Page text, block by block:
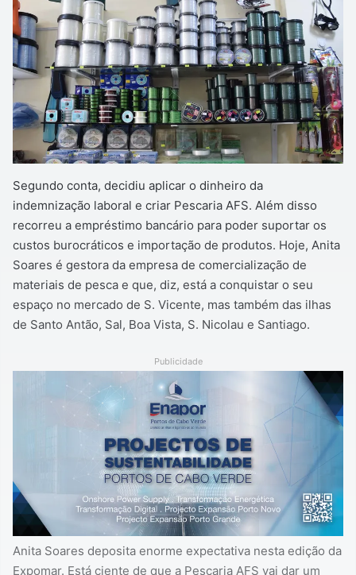
Segundo conta, decidiu aplicar o dinheiro da
indemnização laboral e criar Pescaria AFS. Além disso
recorreu a empréstimo bancário para poder suportar os
custos burocráticos e importação de produtos. Hoje, Anita
Soares é gestora da empresa de comercialização de
materiais de pesca e que, diz, está a conquistar o seu
espaço no mercado de S. Vicente, mas também das ilhas
de Santo Antão, Sal, Boa Vista, S. Nicolau e Santiago.
Publicidade
Anita Soares deposita enorme expectativa nesta edição da
Expomar. Está ciente de que a Pescaria AFS vai dar um